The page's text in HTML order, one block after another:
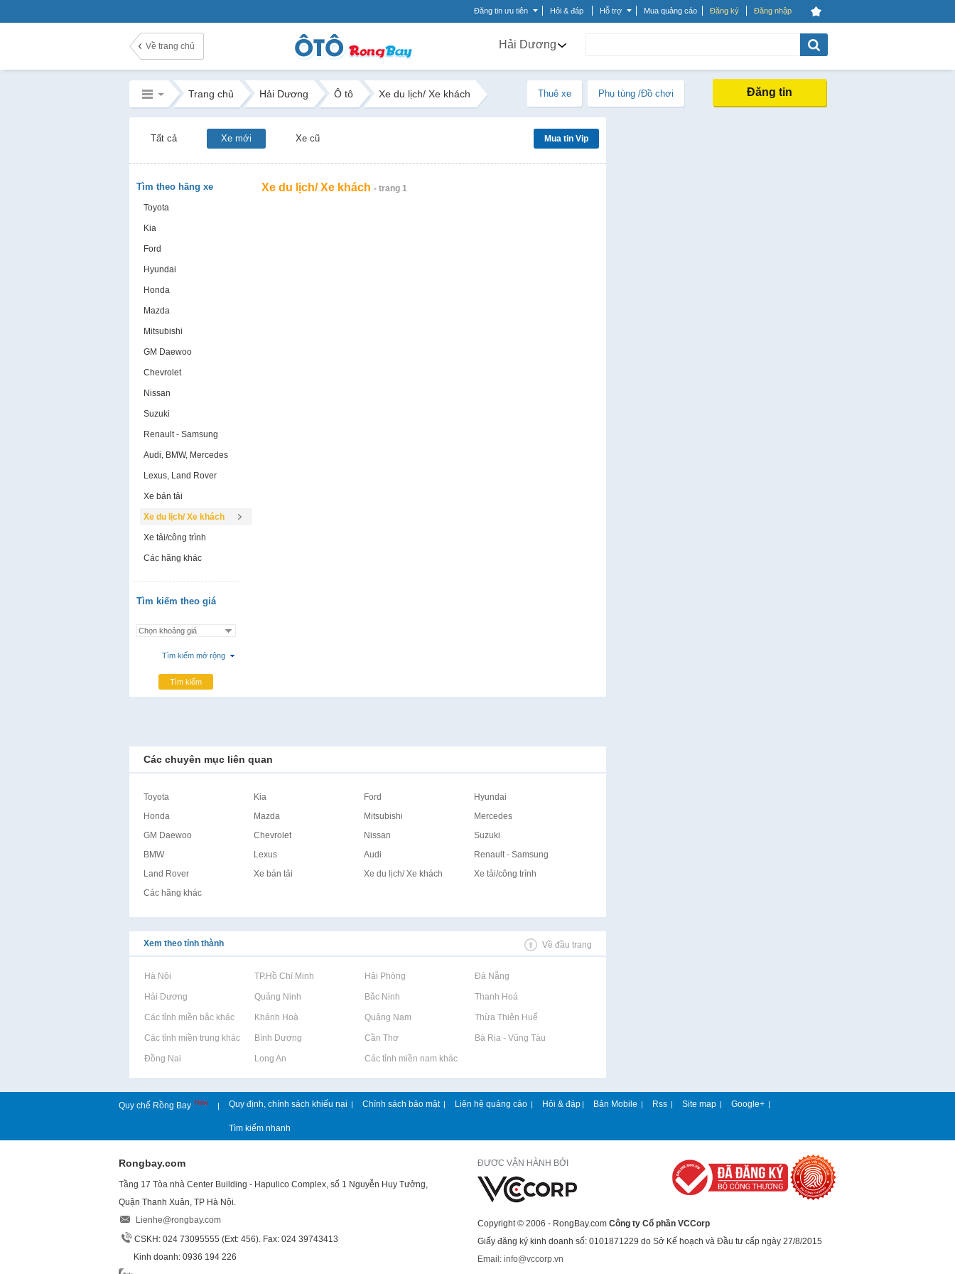
Đăng tin ưu tiên Hỏi & đáp Hỗ trợ Mua quảng cáo Đăng ký Đăng nhập
Về trang chủ Hải Dương
Trang chủ Hải Dương Ô tô Xe du lịch/ Xe khách Thuê xe Phụ tùng /Đồ chơi Đăng tin
Tất cả Xe mới Xe cũ Mua tin Vip
Tìm theo hãng xe
Toyota
Kia
Ford
Hyundai
Honda
Mazda
Mitsubishi
GM Daewoo
Chevrolet
Nissan
Suzuki
Renault - Samsung
Audi, BMW, Mercedes
Lexus, Land Rover
Xe bán tải
Xe du lịch/ Xe khách
Xe tải/công trình
Các hãng khác
Tìm kiếm theo giá
Tìm kiếm mở rộng
Tìm kiếm
Xe du lịch/ Xe khách - trang 1
Các chuyên mục liên quan
Toyota Kia Ford
Hyundai
Honda
Mazda Mitsubishi
Mercedes
GM Daewoo
Chevrolet Nissan
Suzuki
BMW
Lexus Audi
Renault - Samsung
Land Rover
Xe bán tải Xe du lịch/ Xe khách
Xe tải/công trình
Các hãng khác
Xem theo tỉnh thành Về đầu trang
Rao vặt tại Hà Nội Rao vặt tại TP.Hồ Chí Minh Rao vặt tại Hải Phòng Rao vặt tại Đà Nẵng
Rao vặt tại Hải Dương Rao vặt tại Quảng Ninh Rao vặt tại Bắc Ninh Rao vặt tại Thanh Hoá
Rao vặt tại Các tỉnh miền bắc khácRao vặt tại Khánh Hoà Rao vặt tại Quảng Nam Rao vặt tại Thừa Thiên Huế
Rao vặt tại Các tỉnh miền trung khácRao vặt tại Bình Dương Rao vặt tại Cần Thơ Rao vặt tại Bà Rịa - Vũng Tàu
Rao vặt tại Đồng Nai Rao vặt tại Long An Rao vặt tại Các tỉnh miền nam khác
Quy chế Rồng Bay New | Quy định, chính sách khiếu nại | Chính sách bảo mật | Liên hệ quảng cáo | Hỏi & đáp | Bản Mobile | Rss | Site map | Google+ |
Tìm kiếm nhanh
Rongbay.com
Tầng 17 Tòa nhà Center Building - Hapulico Complex, số 1 Nguyễn Huy Tưởng,
Quận Thanh Xuân, TP Hà Nội.
Lienhe@rongbay.com
CSKH: 024 73095555 (Ext: 456). Fax: 024 39743413
Kinh doanh: 0936 194 226
ĐƯỢC VẬN HÀNH BỞI
Copyright © 2006 - RongBay.com Công ty Cổ phần VCCorp
Giấy đăng ký kinh doanh số: 0101871229 do Sở Kế hoạch và Đầu tư cấp ngày 27/8/2015
Email: info@vccorp.vn